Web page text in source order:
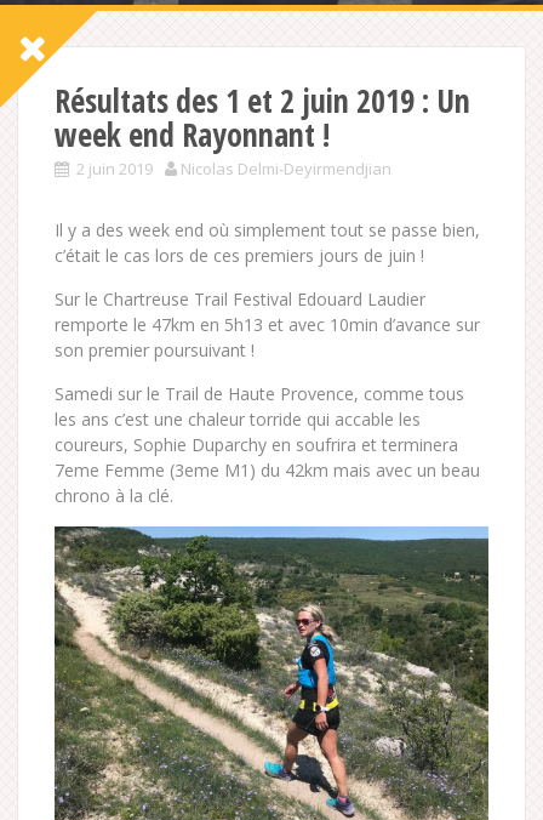
Résultats des 1 et 2 juin 2019 : Un
week end Rayonnant !
2 juin 2019 Nicolas Delmi-Deyirmendjian
Il y a des week end où simplement tout se passe bien,
c’était le cas lors de ces premiers jours de juin !
Sur le Chartreuse Trail Festival Edouard Laudier
remporte le 47km en 5h13 et avec 10min d’avance sur
son premier poursuivant !
Samedi sur le Trail de Haute Provence, comme tous
les ans c’est une chaleur torride qui accable les
coureurs, Sophie Duparchy en soufrira et terminera
7eme Femme (3eme M1) du 42km mais avec un beau
chrono à la clé.